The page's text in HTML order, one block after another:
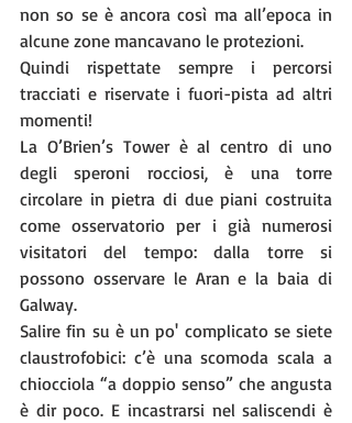
non so se è ancora così ma all’epoca in
alcune zone mancavano le protezioni.
Quindi rispettate sempre i percorsi
tracciati e riservate i fuori-pista ad altri
momenti!
La O’Brien’s Tower è al centro di uno
degli speroni rocciosi, è una torre
circolare in pietra di due piani costruita
come osservatorio per i già numerosi
visitatori del tempo: dalla torre si
possono osservare le Aran e la baia di
Galway.
Salire fin su è un po' complicato se siete
claustrofobici: c’è una scomoda scala a
chiocciola “a doppio senso” che angusta
è dir poco. E incastrarsi nel saliscendi è